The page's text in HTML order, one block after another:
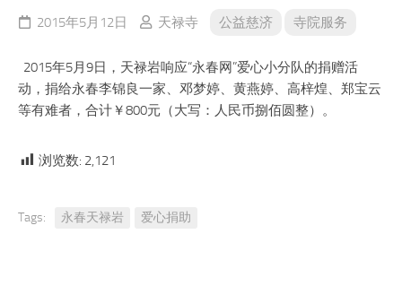
2015年5月12日 天禄寺 公益慈济 寺院服务
2015年5月9日，天禄岩响应“永春网”爱心小分队的捐赠活
动，捐给永春李锦良一家、邓梦婷、黄燕婷、高梓煌、郑宝云
等有难者，合计￥800元（大写：人民币捌佰圆整）。
浏览数: 2,121
Tags: 永春天禄岩 爱心捐助